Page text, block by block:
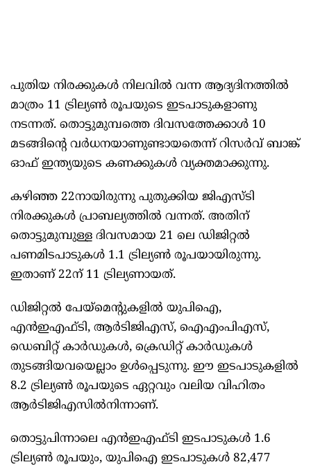
പുതിയ നിരക്കുകള്‍ നിലവില്‍ വന്ന ആദ്യദിനത്തില്‍
മാത്രം 11 ട്രില്യണ്‍ രൂപയുടെ ഇടപാടുകളാണു
നടന്നത്. തൊട്ടുമുമ്പത്തെ ദിവസത്തേക്കാള്‍ 10
മടങ്ങിന്‍റെ വര്‍ധനയാണുണ്ടായതെന്ന് റിസര്‍വ് ബാങ്ക്
ഓഫ് ഇന്ത്യയുടെ കണക്കുകള്‍ വ്യക്തമാക്കുന്നു.
കഴിഞ്ഞ 22നായിരുന്നു പുതുക്കിയ ജിഎസ്ടി
നിരക്കുകള്‍ പ്രാബല്യത്തില്‍ വന്നത്. അതിന്
തൊട്ടുമുമ്പുള്ള ദിവസമായ 21 ലെ ഡിജിറ്റല്‍
പണമിടപാടുകള്‍ 1.1 ട്രില്യണ്‍ രൂപയായിരുന്നു.
ഇതാണ് 22ന് 11 ട്രില്യണായത്.
ഡിജിറ്റല്‍ പേയ്‌മെന്‍റുകളില്‍ യുപിഐ,
എന്‍ഇഎഫ്ടി, ആര്‍ടിജിഎസ്, ഐഎംപിഎസ്,
ഡെബിറ്റ് കാര്‍ഡുകള്‍, ക്രെഡിറ്റ് കാര്‍ഡുകള്‍
തുടങ്ങിയവയെല്ലാം ഉള്‍പ്പെടുന്നു. ഈ ഇടപാടുകളില്‍
8.2 ട്രില്യണ്‍ രൂപയുടെ ഏറ്റവും വലിയ വിഹിതം
ആര്‍ടിജിഎസില്‍നിന്നാണ്.
തൊട്ടുപിന്നാലെ എന്‍ഇഎഫ്ടി ഇടപാടുകള്‍ 1.6
ട്രില്യണ്‍ രൂപയും, യുപിഐ ഇടപാടുകള്‍ 82,477